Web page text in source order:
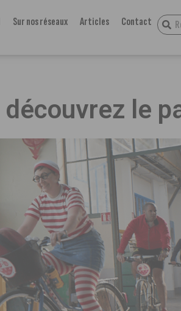
Sur nos réseaux Articles Contact
le